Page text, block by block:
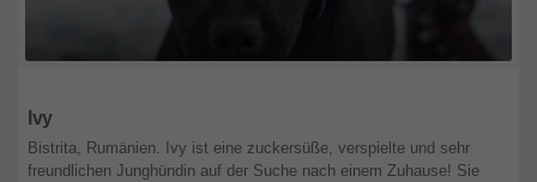
Ivy
Bistrita, Rumänien. Ivy ist eine zuckersüße, verspielte und sehr
freundlichen Junghündin auf der Suche nach einem Zuhause! Sie